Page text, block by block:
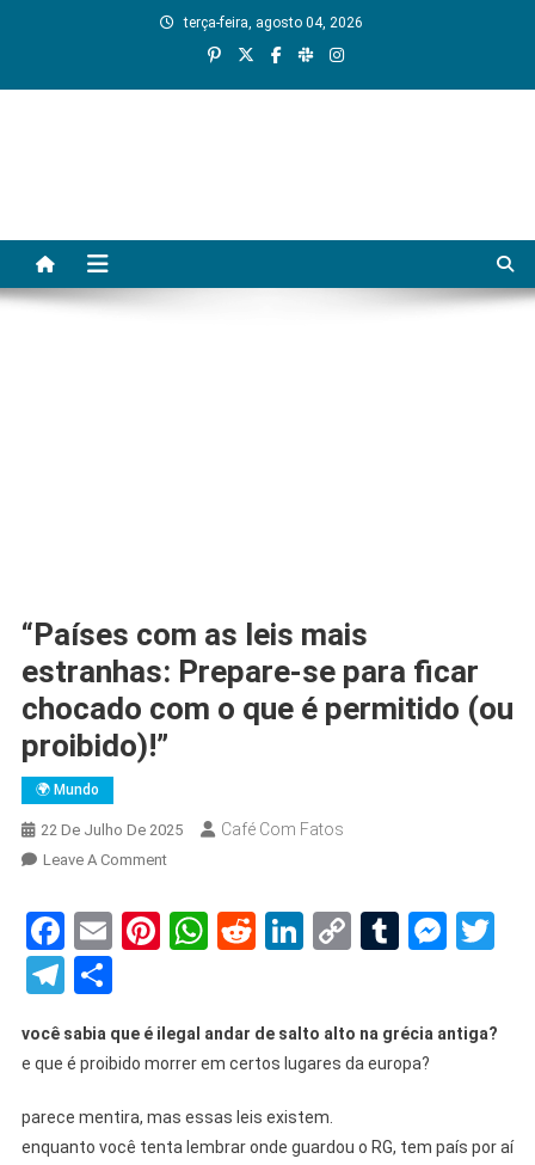
terça-feira, agosto 04, 2026
“Países com as leis mais
estranhas: Prepare-se para ficar
chocado com o que é permitido (ou
proibido)!”
🌍 Mundo
22 De Julho De 2025 Café Com Fatos
Leave A CommentOn
Com
As
Estranhas:
Facebook
EmailPinterest
WhatsApp
RedditLinkedIn
CopyTumblr
Telegram
Share
você sabia que é ilegal andar de salto alto na grécia antiga?
e que é proibido morrer em certos lugares da europa?
parece mentira, mas essas leis existem.
enquanto você tenta lembrar onde guardou o RG, tem país por aí